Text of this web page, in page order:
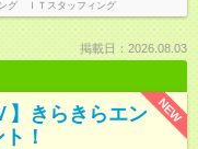
グ ＩＴスタッフィング
掲載日：2026.08.03
NEW
】きらきらエン
！